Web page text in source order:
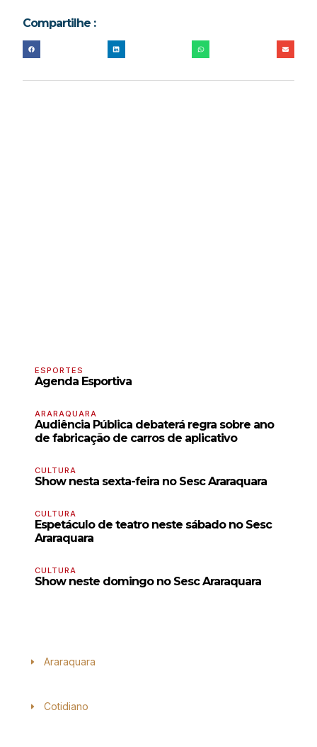
Compartilhe :
ESPORTES
Agenda Esportiva
ARARAQUARA
Audiência Pública debaterá regra sobre ano
de fabricação de carros de aplicativo
CULTURA
Show nesta sexta-feira no Sesc Araraquara
CULTURA
Espetáculo de teatro neste sábado no Sesc
Araraquara
CULTURA
Show neste domingo no Sesc Araraquara
Araraquara
Cotidiano